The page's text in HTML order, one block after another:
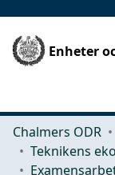
Enheter
Chalmers ODR